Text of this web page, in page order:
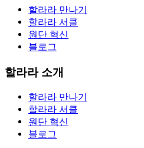
할라라 만나기
할라라 서클
원단 혁신
블로그
할라라 소개
할라라 만나기
할라라 서클
원단 혁신
블로그